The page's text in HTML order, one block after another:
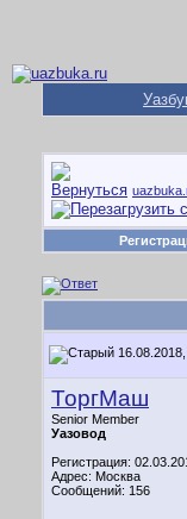
ТоргМаш
Senior Member
Уазовод
Регистрация:
Адрес: Москва
Сообщений: 156